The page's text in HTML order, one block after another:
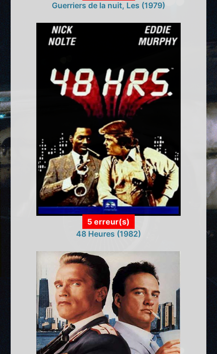
Guerriers de la nuit, Les (1979)
5 erreur(s)
48 Heures (1982)